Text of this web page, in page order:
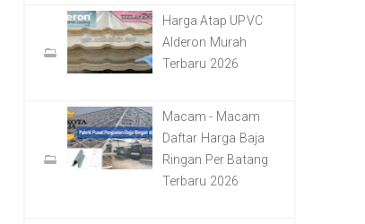
Harga Atap UPVC
Alderon Murah
Terbaru 2026
Macam - Macam
Daftar Harga Baja
Ringan Per Batang
Terbaru 2026